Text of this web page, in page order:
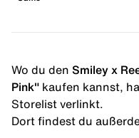
Wo du den Smiley x
Pink" kaufen kannst,
Storelist verlinkt.
Dort findest du